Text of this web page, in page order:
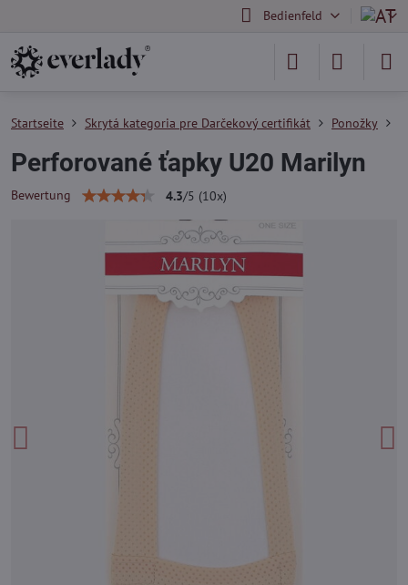
Bedienfeld
Startseite Skrytá kategoria pre Darčekový certifikát Ponožky
Perforované ťapky U20 Marilyn
Bewertung 4.3/5 (10x)